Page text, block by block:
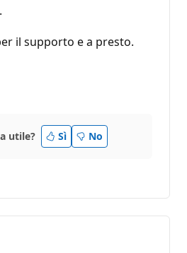
il supporto e a presto.
utile? Sì No